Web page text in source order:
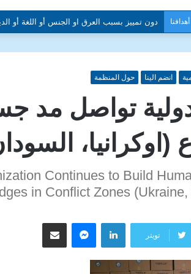
أهدافنا
انضم الينا حول المنظمة
تواصل مد
(اوكرانيا،
Continues to Build
in Conflict Zones
تويتر
لينكدإن ماسنجر مشاركة عبر البريد